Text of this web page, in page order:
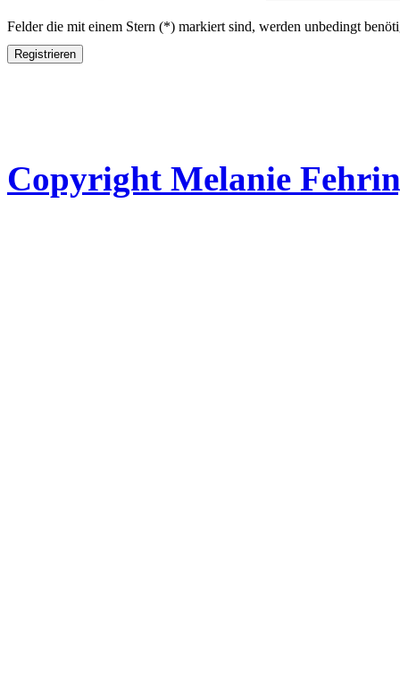
Felder die mit einem Stern (*) markiert sind, werden unbedingt
Registrieren
Copyright Melanie